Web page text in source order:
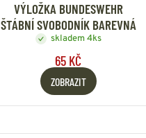
VÝLOŽKA BUNDESWEHR
ŠTÁBNÍ SVOBODNÍK BAREVNÁ
skladem 4ks
65 KČ
ZOBRAZIT